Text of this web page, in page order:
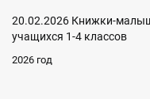
20.02.2026 Книжки-
учащихся 1-4 классов
2026 год